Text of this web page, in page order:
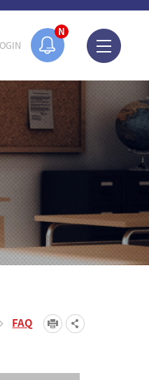
N
FAQ